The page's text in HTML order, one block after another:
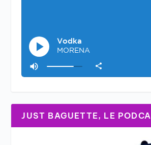
JUST BAGUETTE, LE